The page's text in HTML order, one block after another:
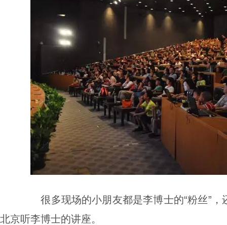
很多现场的小朋友都是李博士的“粉丝”，
北京听李博士的讲座。